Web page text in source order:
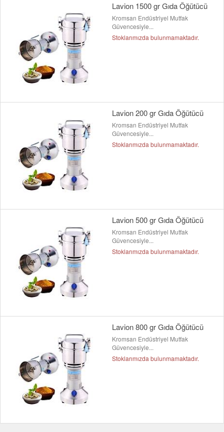
Lavion 1500 gr Gıda Öğütücü
Kromsan Endüstriyel Mutfak
Güvencesiyle...
Stoklarımızda bulunmamaktadır.
Lavion 200 gr Gıda Öğütücü
Kromsan Endüstriyel Mutfak
Güvencesiyle...
Stoklarımızda bulunmamaktadır.
Lavion 500 gr Gıda Öğütücü
Kromsan Endüstriyel Mutfak
Güvencesiyle...
Stoklarımızda bulunmamaktadır.
Lavion 800 gr Gıda Öğütücü
Kromsan Endüstriyel Mutfak
Güvencesiyle...
Stoklarımızda bulunmamaktadır.